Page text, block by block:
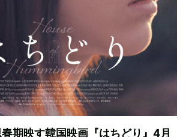
期映す韓国映画『はちどり』4月